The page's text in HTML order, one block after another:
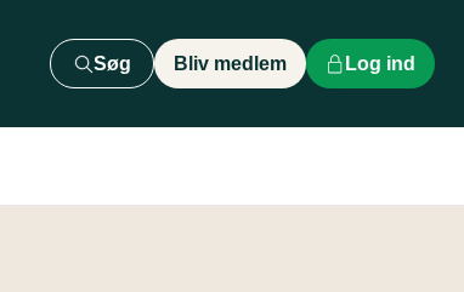
Søg Bliv medlem Log ind